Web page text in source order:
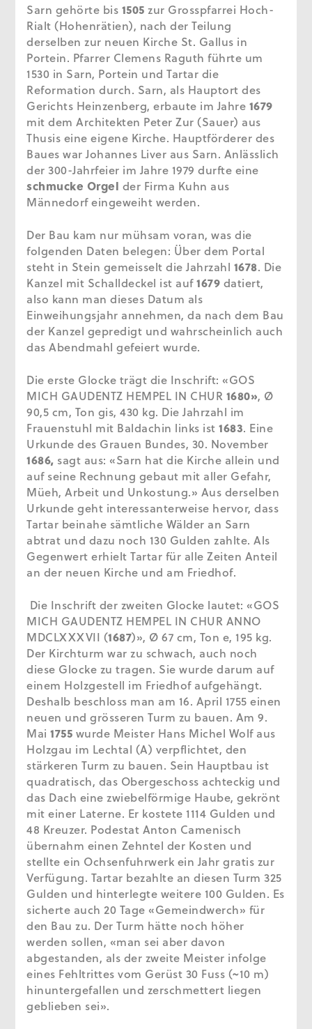
Sarn gehörte bis 1505 zur Grosspfarrei Hoch-
Rialt (Hohenrätien), nach der Teilung
derselben zur neuen Kirche St. Gallus in
Portein. Pfarrer Clemens Raguth führte um
1530 in Sarn, Portein und Tartar die
Reformation durch. Sarn, als Hauptort des
Gerichts Heinzenberg, erbaute im Jahre 1679
mit dem Architekten Peter Zur (Sauer) aus
Thusis eine eigene Kirche. Hauptförderer des
Baues war Johannes Liver aus Sarn. Anlässlich
der 300-Jahrfeier im Jahre 1979 durfte eine
schmucke Orgel der Firma Kuhn aus
Männedorf eingeweiht werden.
Der Bau kam nur mühsam voran, was die
folgenden Daten belegen: Über dem Portal
steht in Stein gemeisselt die Jahrzahl 1678. Die
Kanzel mit Schalldeckel ist auf1679 datiert,
also kann man dieses Datum als
Einweihungsjahr annehmen, da nach dem Bau
der Kanzel gepredigt und wahrscheinlich auch
das Abendmahl gefeiert wurde.
Die erste Glocke trägt die Inschrift: «GOS
MICH GAUDENTZ HEMPEL IN CHUR 1680», Ø
90,5 cm, Ton gis, 430 kg. Die Jahrzahl im
Frauenstuhl mit Baldachin links ist1683. Eine
Urkunde des Grauen Bundes, 30. November
1686, sagt aus: «Sarn hat die Kirche allein und
auf seine Rechnung gebaut mit aller Gefahr,
Müeh, Arbeit und Unkostung.» Aus derselben
Urkunde geht interessanterweise hervor, dass
Tartar beinahe sämtliche Wälder an Sarn
abtrat und dazu noch 130 Gulden zahlte. Als
Gegenwert erhielt Tartar für alle Zeiten Anteil
an der neuen Kirche und am Friedhof.
Die Inschrift der zweiten Glocke lautet: «GOS
MICH GAUDENTZ HEMPEL IN CHUR ANNO
MDCLXXXVII (1687)», Ø 67 cm, Ton e, 195 kg.
Der Kirchturm war zu schwach, auch noch
diese Glocke zu tragen. Sie wurde darum auf
einem Holzgestell im Friedhof aufgehängt.
Deshalb beschloss man am 16. April 1755 einen
neuen und grösseren Turm zu bauen. Am 9.
Mai1755 wurde Meister Hans Michel Wolf aus
Holzgau im Lechtal (A) verpflichtet, den
stärkeren Turm zu bauen. Sein Hauptbau ist
quadratisch, das Obergeschoss achteckig und
das Dach eine zwiebelförmige Haube, gekrönt
mit einer Laterne. Er kostete 1114 Gulden und
48 Kreuzer. Podestat Anton Camenisch
übernahm einen Zehntel der Kosten und
stellte ein Ochsenfuhrwerk ein Jahr gratis zur
Verfügung. Tartar bezahlte an diesen Turm 325
Gulden und hinterlegte weitere 100 Gulden. Es
sicherte auch 20 Tage «Gemeindwerch» für
den Bau zu. Der Turm hätte noch höher
werden sollen, «man sei aber davon
abgestanden, als der zweite Meister infolge
eines Fehltrittes vom Gerüst 30 Fuss (~10 m)
hinuntergefallen und zerschmettert liegen
geblieben sei».